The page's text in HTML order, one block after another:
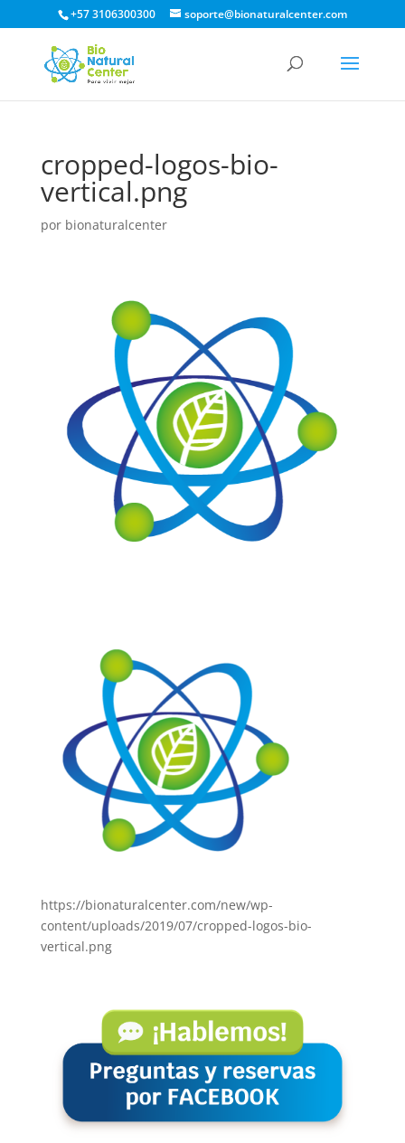
+57 3106300300 soporte@bionaturalcenter.com
cropped-logos-bio-
vertical.png
por bionaturalcenter
https://bionaturalcenter.com/new/wp-
content/uploads/2019/07/cropped-logos-bio-
vertical.png